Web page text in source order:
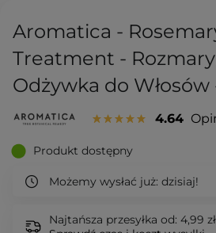
Aromatica -
Treatment -
Odżywka do Włosów
4.64
Produkt dostępny
Możemy wysłać już: dzisiaj!
Najtańsza przesyłka od: 4,99